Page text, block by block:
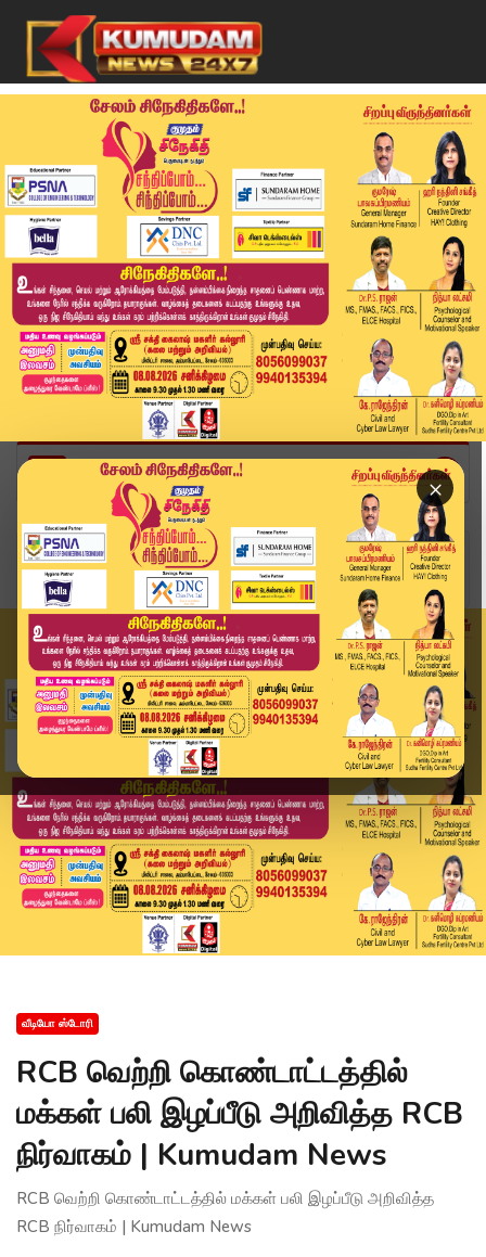
×
Home
வீடியோ ஸ்டோரி
RCB வெற்றி கொண்டாட்டத்தில் மக்கள் பலி இழப்பீடு ...
வீடியோ ஸ்டோரி
RCB வெற்றி கொண்டாட்டத்தில்
மக்கள் பலி இழப்பீடு அறிவித்த RCB
நிர்வாகம் | Kumudam News
RCB வெற்றி கொண்டாட்டத்தில் மக்கள் பலி இழப்பீடு அறிவித்த
RCB நிர்வாகம் | Kumudam News